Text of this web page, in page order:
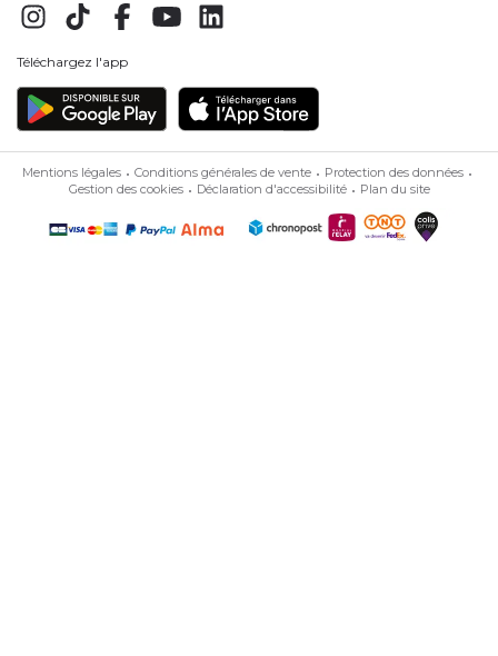
Téléchargez l'app
Mentions légales Conditions générales de vente
Protection des données
Gestion des cookies
Déclaration d'accessibilité Plan du site